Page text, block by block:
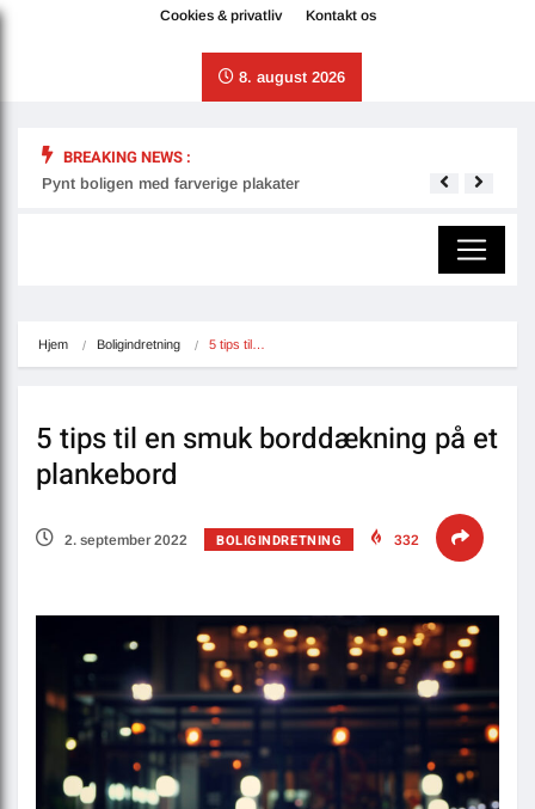
Cookies & privatliv Kontakt os
8. august 2026
BREAKING NEWS :
Pynt boligen med farverige plakater
Hjem Boligindretning 5 tips til…
5 tips til en smuk borddækning på et
plankebord
2. september 2022 BOLIGINDRETNING 332